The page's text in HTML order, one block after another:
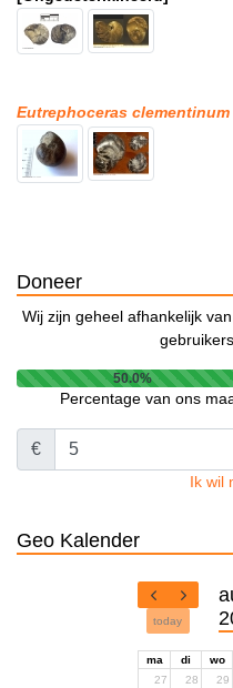
Eutrephoceras clementinum
Doneer
Wij zijn geheel afhankelijk
50.0%
Percentage van ons
€
Ik wil
Geo Kalender
today
ma di wo
27
28 29